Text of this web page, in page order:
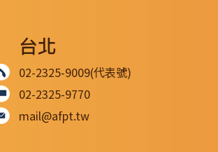
台北
02-2325-9009(代表號)
02-2325-9770
mail@afpt.tw